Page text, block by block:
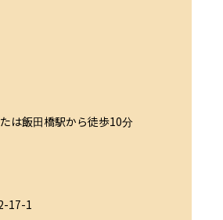
は飯田橋駅から徒歩10分
17-1